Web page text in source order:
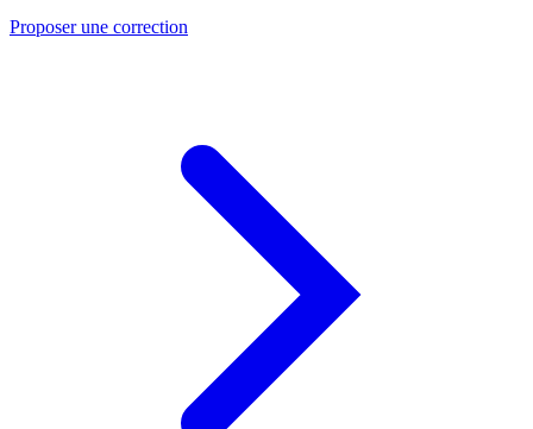
Proposer une correction